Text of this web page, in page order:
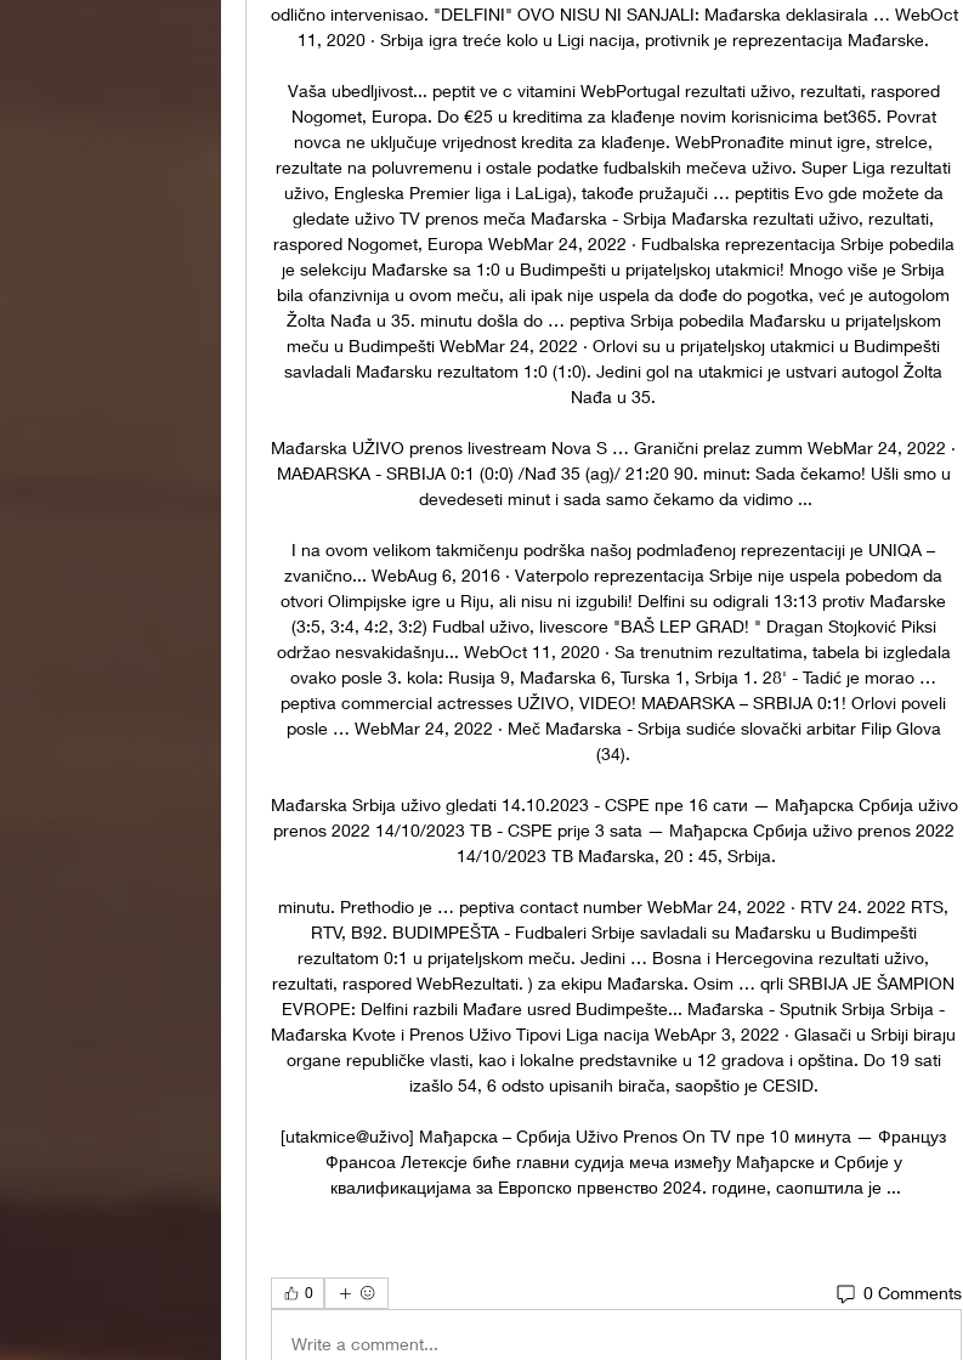
odlično intervenisao. "DELFINI" OVO NISU NI SANJALI: Mađarska deklasirala … WebOct
11, 2020 · Srbija igra treće kolo u Ligi nacija, protivnik je reprezentacija Mađarske.
Vaša ubedljivost... peptit ve c vitamini WebPortugal rezultati uživo, rezultati, raspored
Nogomet, Europa. Do €25 u kreditima za klađenje novim korisnicima bet365. Povrat
novca ne uključuje vrijednost kredita za klađenje. WebPronađite minut igre, strelce,
rezultate na poluvremenu i ostale podatke fudbalskih mečeva uživo. Super Liga rezultati
uživo, Engleska Premier liga i LaLiga), takođe pružajuči … peptitis Evo gde možete da
gledate uživo TV prenos meča Mađarska - Srbija Mađarska rezultati uživo, rezultati,
raspored Nogomet, Europa WebMar 24, 2022 · Fudbalska reprezentacija Srbije pobedila
je selekciju Mađarske sa 1:0 u Budimpešti u prijateljskoj utakmici! Mnogo više je Srbija
bila ofanzivnija u ovom meču, ali ipak nije uspela da dođe do pogotka, već je autogolom
Žolta Nađa u 35. minutu došla do … peptiva Srbija pobedila Mađarsku u prijateljskom
meču u Budimpešti WebMar 24, 2022 · Orlovi su u prijateljskoj utakmici u Budimpešti
savladali Mađarsku rezultatom 1:0 (1:0). Jedini gol na utakmici je ustvari autogol Žolta
Nađa u 35.
Mađarska UŽIVO prenos livestream Nova S … Granični prelaz zumm WebMar 24, 2022 ·
MAĐARSKA - SRBIJA 0:1 (0:0) /Nađ 35 (ag)/ 21:20 90. minut: Sada čekamo! Ušli smo u
devedeseti minut i sada samo čekamo da vidimo ...
I na ovom velikom takmičenju podrška našoj podmlađenoj reprezentaciji je UNIQA –
zvanično... WebAug 6, 2016 · Vaterpolo reprezentacija Srbije nije uspela pobedom da
otvori Olimpijske igre u Riju, ali nisu ni izgubili! Delfini su odigrali 13:13 protiv Mađarske
(3:5, 3:4, 4:2, 3:2) Fudbal uživo, livescore "BAŠ LEP GRAD! " Dragan Stojković Piksi
održao nesvakidašnju... WebOct 11, 2020 · Sa trenutnim rezultatima, tabela bi izgledala
ovako posle 3. kola: Rusija 9, Mađarska 6, Turska 1, Srbija 1. 28' - Tadić je morao …
peptiva commercial actresses UŽIVO, VIDEO! MAĐARSKA – SRBIJA 0:1! Orlovi poveli
posle … WebMar 24, 2022 · Meč Mađarska - Srbija sudiće slovački arbitar Filip Glova
(34).
Mađarska Srbija uživo gledati 14.10.2023 - CSPE пре 16 сати — Мађарска Србија uživo
prenos 2022 14/10/2023 ТВ - CSPE prije 3 sata — Мађарска Србија uživo prenos 2022
14/10/2023 ТВ Mađarska, 20 : 45, Srbija.
minutu. Prethodio je … peptiva contact number WebMar 24, 2022 · RTV 24. 2022 RTS,
RTV, B92. BUDIMPEŠTA - Fudbaleri Srbije savladali su Mađarsku u Budimpešti
rezultatom 0:1 u prijateljskom meču. Jedini … Bosna i Hercegovina rezultati uživo,
rezultati, raspored WebRezultati. ) za ekipu Mađarska. Osim … qrli SRBIJA JE ŠAMPION
EVROPE: Delfini razbili Mađare usred Budimpešte... Mađarska - Sputnik Srbija Srbija -
Mađarska Kvote i Prenos Uživo Tipovi Liga nacija WebApr 3, 2022 · Glasači u Srbiji biraju
organe republičke vlasti, kao i lokalne predstavnike u 12 gradova i opština. Do 19 sati
izašlo 54, 6 odsto upisanih birača, saopštio je CESID.
[utakmice@uživo] Мађарска – Србија Uživo Prenos On TV пре 10 минута — Француз
Франсоа Летексје биће главни судија меча између Мађарске и Србије у
квалификацијама за Европско првенство 2024. године, саопштила је ...
0 0 Comments
Write a comment...